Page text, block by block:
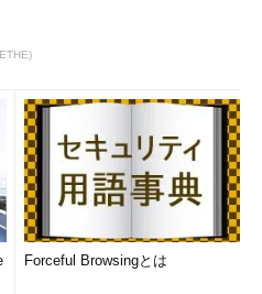
Forceful Browsingとは